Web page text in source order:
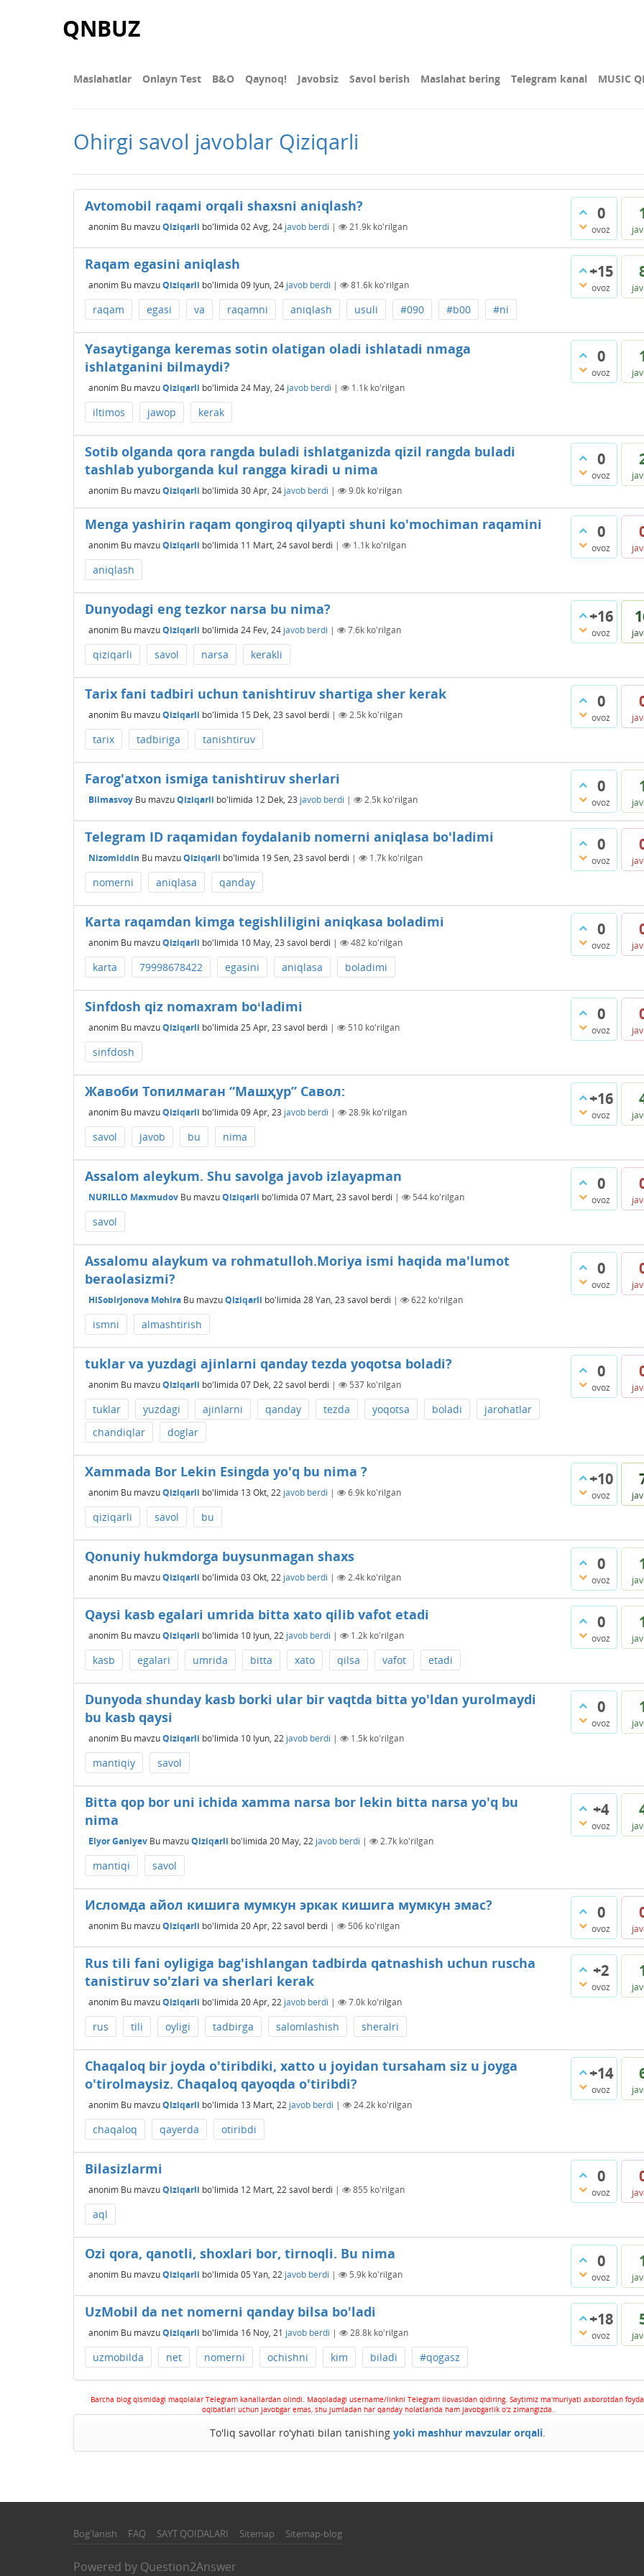
QNBUZ
Maslahatlar Onlayn Test В&О Qaynoq! Javobsiz Savol berish Maslahat bering Telegram kanal MUSIC
Ohirgi savol javoblar Qiziqarli
0
ovoz
Avtomobil raqami orqali shaxsni aniqlash?
anonim Bu mavzuQiziqarli bo'limida 02 Avg, 24 javob berdi | 21.9k ko'rilgan
+15
ovoz
Raqam egasini aniqlash
anonim Bu mavzuQiziqarli bo'limida 09 Iyun, 24 javob berdi | 81.6k ko'rilgan
raqam egasi va raqamni aniqlash usuli #090 #b00 #ni
0
ovoz
Yasaytiganga keremas sotin olatigan oladi ishlatadi nmaga
ishlatganini bilmaydi?
anonim Bu mavzuQiziqarli bo'limida 24 May, 24 javob berdi | 1.1k ko'rilgan
iltimos jawop kerak
0
ovoz
Sotib olganda qora rangda buladi ishlatganizda qizil rangda buladi
tashlab yuborganda kul rangga kiradi u nima
anonim Bu mavzuQiziqarli bo'limida 30 Apr, 24 javob berdi | 9.0k ko'rilgan
0
ovoz
Menga yashirin raqam qongiroq qilyapti shuni ko'mochiman raqamini
anonim Bu mavzuQiziqarli bo'limida 11 Mart, 24savol berdi | 1.1k ko'rilgan
aniqlash
+16
ovoz
Dunyodagi eng tezkor narsa bu nima?
anonim Bu mavzuQiziqarli bo'limida 24 Fev, 24 javob berdi | 7.6k ko'rilgan
qiziqarli savol narsa kerakli
0
ovoz
Tarix fani tadbiri uchun tanishtiruv shartiga sher kerak
anonim Bu mavzuQiziqarli bo'limida 15 Dek, 23 savol berdi | 2.5k ko'rilgan
tarix tadbiriga tanishtiruv
0
ovoz
Farog'atxon ismiga tanishtiruv sherlari
Bilmasvoy Bu mavzuQiziqarli bo'limida 12 Dek, 23 javob berdi | 2.5k ko'rilgan
0
ovoz
Telegram ID raqamidan foydalanib nomerni aniqlasa bo'ladimi
Nizomiddin Bu mavzuQiziqarli bo'limida 19 Sen, 23 savol berdi | 1.7k ko'rilgan
nomerni aniqlasa qanday
0
ovoz
Karta raqamdan kimga tegishliligini aniqkasa boladimi
anonim Bu mavzuQiziqarli bo'limida 10 May, 23 savol berdi | 482 ko'rilgan
karta 79998678422 egasini aniqlasa boladimi
0
ovoz
Sinfdosh qiz nomaxram boʻladimi
anonim Bu mavzuQiziqarli bo'limida 25 Apr, 23 savol berdi | 510 ko'rilgan
sinfdosh
+16
ovoz
Жавоби Топилмаган “Машҳур” Савол:
anonim Bu mavzuQiziqarli bo'limida 09 Apr, 23 javob berdi | 28.9k ko'rilgan
savol javob bu nima
0
ovoz
Assalom aleykum. Shu savolga javob izlayapman
NURILLO Maxmudov Bu mavzuQiziqarli bo'limida 07 Mart, 23 savol berdi | 544 ko'rilgan
savol
0
ovoz
Assalomu alaykum va rohmatulloh.Moriya ismi haqida ma'lumot
beraolasizmi?
HiSobirjonova Mohira Bu mavzuQiziqarli bo'limida 28 Yan, 23 savol berdi | 622 ko'rilgan
ismni almashtirish
0
ovoz
tuklar va yuzdagi ajinlarni qanday tezda yoqotsa boladi?
anonim Bu mavzuQiziqarli bo'limida 07 Dek, 22savol berdi | 537 ko'rilgan
tuklar yuzdagi ajinlarni qanday tezda yoqotsa boladi
jarohatlar
chandiqlar
doglar
+10
ovoz
Xammada Bor Lekin Esingda yo'q bu nima ?
anonim Bu mavzuQiziqarli bo'limida 13 Okt, 22 javob berdi | 6.9k ko'rilgan
qiziqarli savol bu
0
ovoz
Qonuniy hukmdorga buysunmagan shaxs
anonim Bu mavzuQiziqarli bo'limida 03 Okt, 22 javob berdi | 2.4k ko'rilgan
0
ovoz
Qaysi kasb egalari umrida bitta xato qilib vafot etadi
anonim Bu mavzuQiziqarli bo'limida 10 Iyun, 22 javob berdi | 1.2k ko'rilgan
kasb egalari umrida bitta xato qilsa vafot etadi
0
ovoz
Dunyoda shunday kasb borki ular bir vaqtda bitta yo'ldan yurolmaydi
bu kasb qaysi
anonim Bu mavzuQiziqarli bo'limida 10 Iyun, 22 javob berdi | 1.5k ko'rilgan
mantiqiy savol
+4
ovoz
Bitta qop bor uni ichida xamma narsa bor lekin bitta narsa yo'q bu
nima
Elyor Ganiyev Bu mavzuQiziqarli bo'limida 20 May, 22 javob berdi | 2.7k ko'rilgan
mantiqi savol
0
ovoz
Исломда айол кишига мумкун эркак кишига мумкун эмас?
anonim Bu mavzuQiziqarli bo'limida 20 Apr, 22savol berdi | 506 ko'rilgan
+2
ovoz
Rus tili fani oyligiga bag'ishlangan tadbirda qatnashish uchun ruscha
tanistiruv so'zlari va sherlari kerak
anonim Bu mavzuQiziqarli bo'limida 20 Apr, 22 javob berdi | 7.0k ko'rilgan
rus tili oyligi tadbirga salomlashish sheralri
+14
ovoz
Chaqaloq bir joyda o'tiribdiki, xatto u joyidan tursaham siz u joyga
o'tirolmaysiz. Chaqaloq qayoqda o'tiribdi?
anonim Bu mavzuQiziqarli bo'limida 13 Mart, 22 javob berdi | 24.2k ko'rilgan
chaqaloq qayerda otiribdi
0
ovoz
Bilasizlarmi
anonim Bu mavzuQiziqarli bo'limida 12 Mart, 22savol berdi | 855 ko'rilgan
aql
0
ovoz
Ozi qora, qanotli, shoxlari bor, tirnoqli. Bu nima
anonim Bu mavzuQiziqarli bo'limida 05 Yan, 22 javob berdi | 5.9k ko'rilgan
+18
ovoz
UzMobil da net nomerni qanday bilsa bo'ladi
anonim Bu mavzuQiziqarli bo'limida 16 Noy, 21 javob berdi | 28.8k ko'rilgan
uzmobilda net nomerni ochishni kim biladi #qogasz
Barcha blog qismidagi maqolalar Telegram kanallardan olindi. Maqoladagi username/linkni Telegram ilovasidan qidiring. Saytimiz ma'muriyati axborotdan
oqibatlari uchun javobgar emas, shu jumladan har qanday holatlarida ham javobgarlik o'z zimangizda.
To'liq savollar ro'yhati bilan tanishingyoki mashhur mavzular orqali.
Bog'lanish FAQ SAYT QOIDALARI Sitemap Sitemap-blog
Powered by Question2Answer